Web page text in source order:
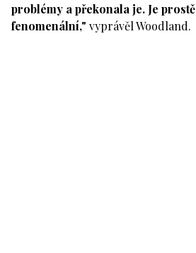
problémy a překonala je. Je prostě
fenomenální," vyprávěl Woodland.